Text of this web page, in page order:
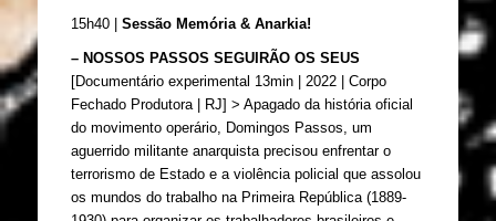
15h40 | Sessão Memória & Anarkia!
[Documentário experimental 13min | 2022 | Corpo
Fechado Produtora | RJ] > Apagado da história oficial
do movimento operário, Domingos Passos, um
aguerrido militante anarquista precisou enfrentar o
terrorismo de Estado e a violência policial que assolou
os mundos do trabalho na Primeira República (1889-